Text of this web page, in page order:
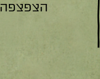
הצפצפה 22, רמת ישי